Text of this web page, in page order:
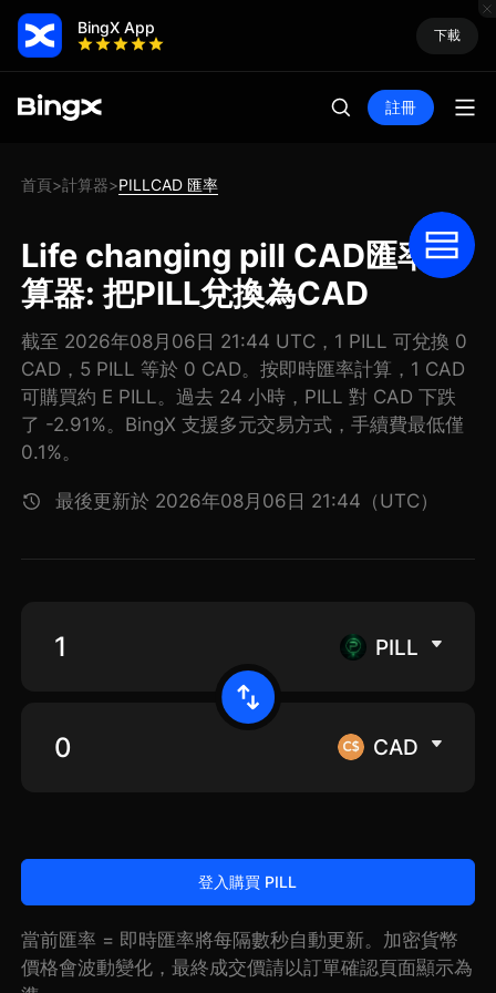
BingX App 下載
註冊
首頁>計算器>PILLCAD 匯率
Life changing pill CAD匯率計
算器: 把PILL兌換為CAD
截至 2026年08月06日 21:44 UTC，1 PILL 可兌換 0
CAD，5 PILL 等於 0 CAD。按即時匯率計算，1 CAD
可購買約 E PILL。過去 24 小時，PILL 對 CAD 下跌
了 -2.91%。BingX 支援多元交易方式，手續費最低僅
0.1%。
最後更新於 2026年08月06日 21:44（UTC）
PILL
CAD
登入購買 PILL
當前匯率 = 即時匯率將每隔數秒自動更新。加密貨幣
價格會波動變化，最終成交價請以訂單確認頁面顯示為